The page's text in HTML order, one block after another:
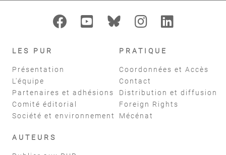
LES PUR
Présentation
L'équipe
Partenaires et adhésions
Comité éditorial
Société et environnement
PRATIQUE
Coordonnées et Accès
Contact
Distribution et diffusion
Foreign Rights
Mécénat
AUTEURS